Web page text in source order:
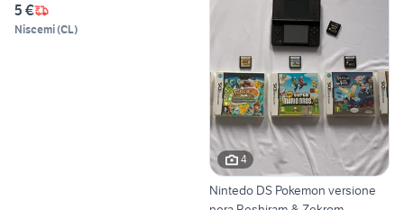
5 €
Niscemi(CL)
4
Nintedo DS Pokemon versione